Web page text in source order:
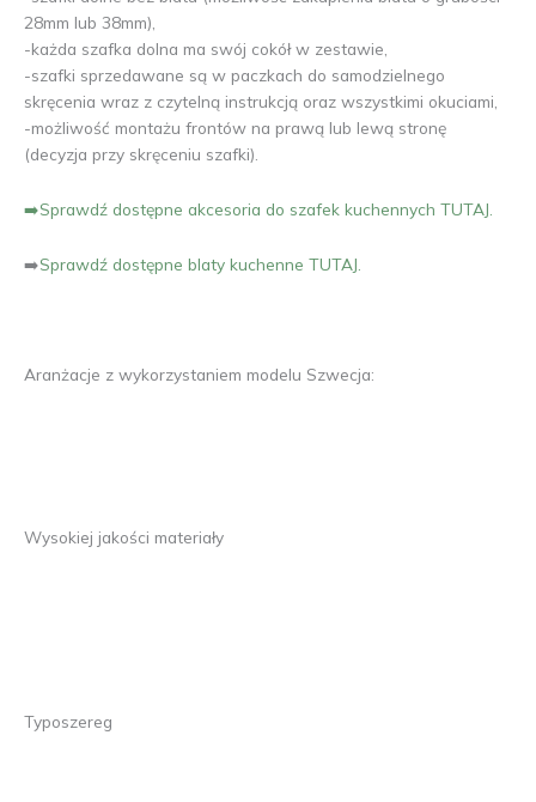
28mm lub 38mm),
-każda szafka dolna ma swój cokół w zestawie,
-szafki sprzedawane są w paczkach do samodzielnego
skręcenia wraz z czytelną instrukcją oraz wszystkimi okuciami,
-możliwość montażu frontów na prawą lub lewą stronę
(decyzja przy skręceniu szafki).
➡️Sprawdź dostępne akcesoria do szafek kuchennych TUTAJ.
➡️Sprawdź dostępne blaty kuchenne TUTAJ.
Aranżacje z wykorzystaniem modelu Szwecja:
Wysokiej jakości materiały
Typoszereg